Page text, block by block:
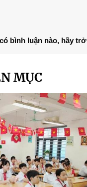
bình luận nào, hãy
MỤC